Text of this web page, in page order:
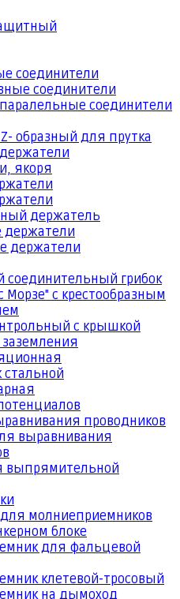
соединители
соединители
соединители
образный для прутка
якоря
держатель
держатели
соединительный грибок
Морзе" с крестообразным
с крышкой
стальной
проводников
выравнивания
выпрямительной
молниеприемников
блоке
для фальцевой
клетевой-тросовый
на дымоход